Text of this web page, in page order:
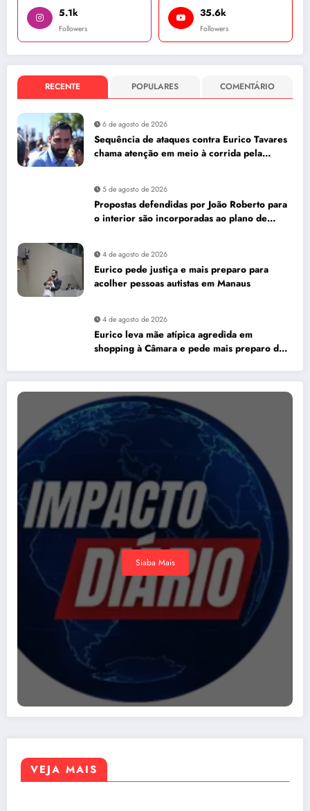
5.1k
Followers
35.6k
Followers
RECENTE POPULARES COMENTÁRIO
6 de agosto de 2026
Sequência de ataques contra Eurico Tavares
chama atenção em meio à corrida pela
5 de agosto de 2026
Propostas defendidas por João Roberto para
o interior são incorporadas ao plano de
4 de agosto de 2026
Eurico pede justiça e mais preparo para
acolher pessoas autistas em Manaus
4 de agosto de 2026
Eurico leva mãe atípica agredida em
shopping à Câmara e pede mais preparo dos
Siaba Mais
VEJA MAIS